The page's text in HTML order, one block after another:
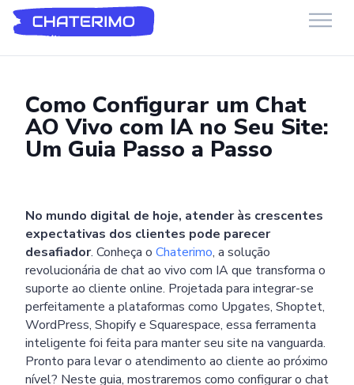
Como Configurar um Chat
AO Vivo com IA no Seu Site:
Um Guia Passo a Passo
No mundo digital de hoje, atender às crescentes
expectativas dos clientes pode parecer
desafiador. Conheça o Chaterimo, a solução
revolucionária de chat ao vivo com IA que transforma o
suporte ao cliente online. Projetada para integrar-se
perfeitamente a plataformas como Upgates, Shoptet,
WordPress, Shopify e Squarespace, essa ferramenta
inteligente foi feita para manter seu site na vanguarda.
Pronto para levar o atendimento ao cliente ao próximo
nível? Neste guia, mostraremos como configurar o chat
Suporte Chaterimo